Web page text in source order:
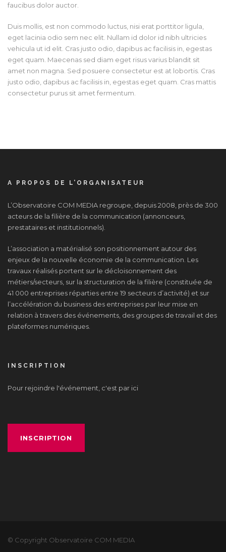
faucibus dolor auctor.
Duis mollis, est non commodo luctus, nisi erat porttitor ligula,
eget lacinia odio sem nec elit. Nullam id dolor id nibh ultricies
vehicula ut id elit. Cras justo odio, dapibus ac facilisis in, egestas
eget quam. Maecenas sed diam eget risus varius blandit sit
amet non magna. Sed posuere consectetur est at lobortis. Cras
justo odio, dapibus ac facilisis in, egestas eget quam. Cras mattis
consectetur purus sit amet fermentum.
A PROPOS DE L’ORGANISATEUR
L’Observatoire COM MEDIA regroupe, depuis 2008, près de 300
acteurs de la filière de la communication (annonceurs,
prestataires et institutionnels).
L’association a matérialisé son positionnement autour des
enjeux de la nouvelle économie de la communication. Les
travaux réalisés portent sur le décloisonnement des
métiers/secteurs, sur la structuration de la filière (constituée de
41 000 entreprises réparties entre 19 secteurs d’activité) et sur
l’accélération du business des entreprises par leur mise en
relation à travers des événements, des groupes de travail et des
plateformes numériques.
INSCRIPTION
Pour rejoindre l'événement, c'est par ici
INSCRIPTION
© Copyright Observatoire COM MEDIA